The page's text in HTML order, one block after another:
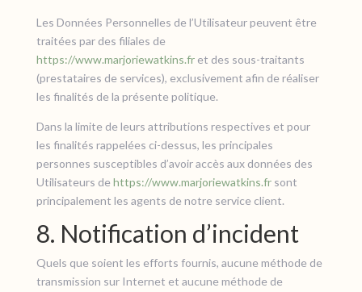
Les Données Personnelles de l’Utilisateur peuvent être
traitées par des filiales de
https://www.marjoriewatkins.fret des sous-traitants
(prestataires de services), exclusivement afin de réaliser
les finalités de la présente politique.
Dans la limite de leurs attributions respectives et pour
les finalités rappelées ci-dessus, les principales
personnes susceptibles d’avoir accès aux données des
Utilisateurs de https://www.marjoriewatkins.frsont
principalement les agents de notre service client.
8. Notification d’incident
Quels que soient les efforts fournis, aucune méthode de
transmission sur Internet et aucune méthode de